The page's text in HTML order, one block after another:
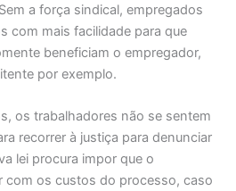
a força sindical, empregados
com mais facilidade para que
beneficiam o empregador,
por exemplo.
os trabalhadores não se sentem
recorrer à justiça para denunciar
lei procura impor que o
com os custos do processo, caso